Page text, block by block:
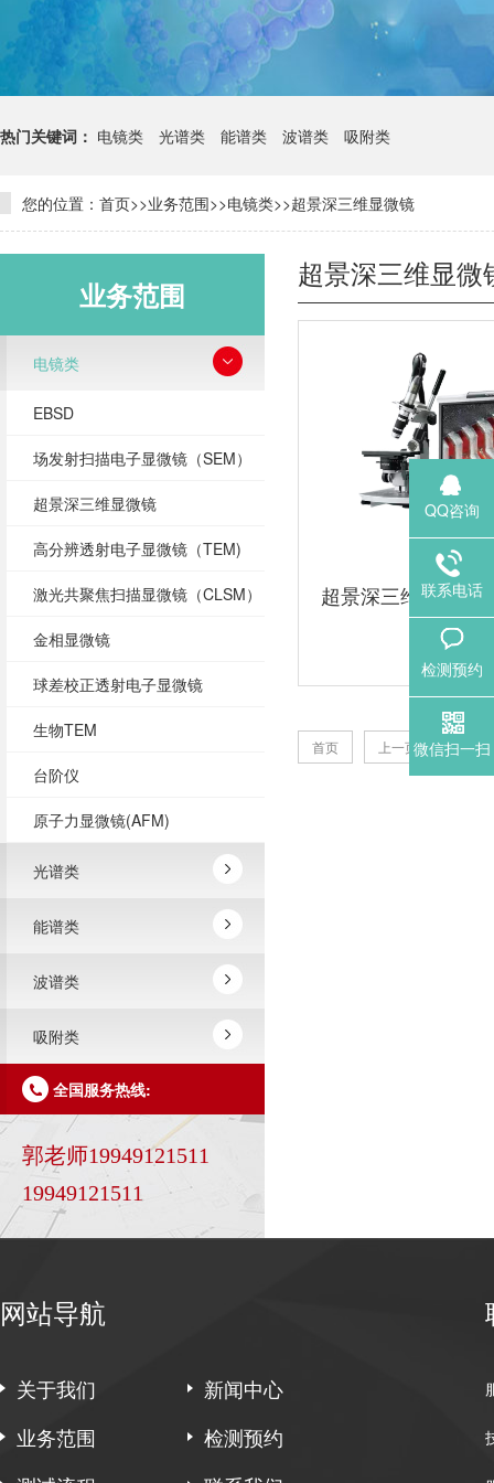
热门关键词： 电镜类 光谱类 能谱类 波谱类 吸附类
您的位置： 首页>>业务范围>>电镜类>>超景深三维显微镜
业务范围
电镜类
EBSD
场发射扫描电子显微镜（SEM）
超景深三维显微镜
高分辨透射电子显微镜（TEM)
激光共聚焦扫描显微镜（CLSM）
金相显微镜
球差校正透射电子显微镜
生物TEM
台阶仪
原子力显微镜(AFM)
光谱类
能谱类
波谱类
吸附类
全国服务热线:
郭老师19949121511
19949121511
超景深三维显微
超景深三维显微镜
首页 上一页 1
网站导航
关于我们
新闻中心
业务范围
检测预约
QQ咨询
联系电话
检测预约
微信扫一扫